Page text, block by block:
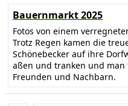
Bauernmarkt 2025
Fotos von einem
Trotz Regen kamen die
Schönebecker auf ihre
aßen und tranken und
Freunden und Nachbarn.